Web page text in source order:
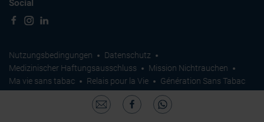
Social
Nutzungsbedingungen
Datenschutz
Medizinischer Haftungsausschluss
Mission Nichtrauchen
Ma vie sans tabac
Relais pour la Vie Génération Sans Tabac
© Alle Rechte vorbehalten Fondation Cancer 2026